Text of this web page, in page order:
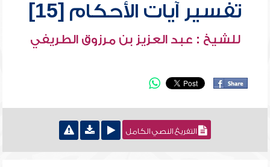
تفسير آيات الأحكام [15]
للشيخ : عبد العزيز بن مرزوق الطريفي
التفريغ النصي الكامل